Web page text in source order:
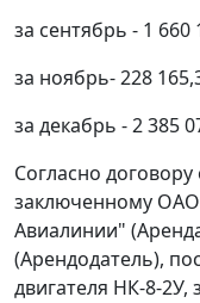
за сентябрь - 1 660
за ноябрь- 228
за декабрь - 2 385
Согласно договору
заключенному
Авиалинии"
(Арендодатель),
двигателя НК-8-2У,